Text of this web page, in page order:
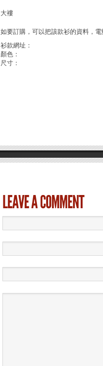
大褸
如要訂購，可以把該款衫的資料，
衫款網址：
顏色：
尺寸：